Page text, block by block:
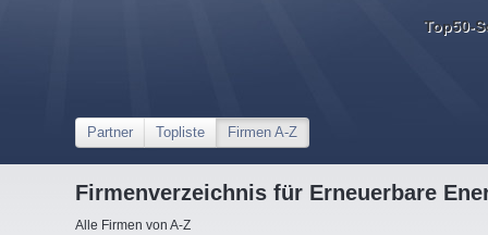
Top50-
Partner Topliste Firmen A-Z
Firmenverzeichnis für Erneuerbare
Alle Firmen von A-Z